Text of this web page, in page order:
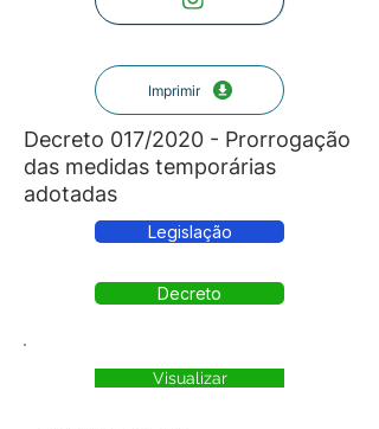
Imprimir
Decreto 017/2020 - Prorrogação
das medidas temporárias
adotadas
Legislação
Decreto
Visualizar